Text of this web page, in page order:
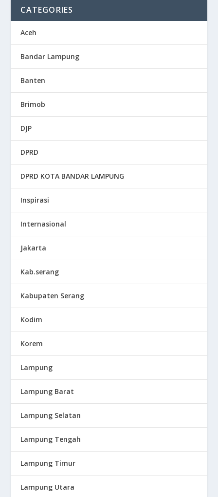
CATEGORIES
Aceh
Bandar Lampung
Banten
Brimob
DJP
DPRD
DPRD KOTA BANDAR LAMPUNG
Inspirasi
Internasional
Jakarta
Kab.serang
Kabupaten Serang
Kodim
Korem
Lampung
Lampung Barat
Lampung Selatan
Lampung Tengah
Lampung Timur
Lampung Utara